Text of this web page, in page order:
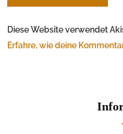
Diese Website verwendet
Erfahre, wie deine